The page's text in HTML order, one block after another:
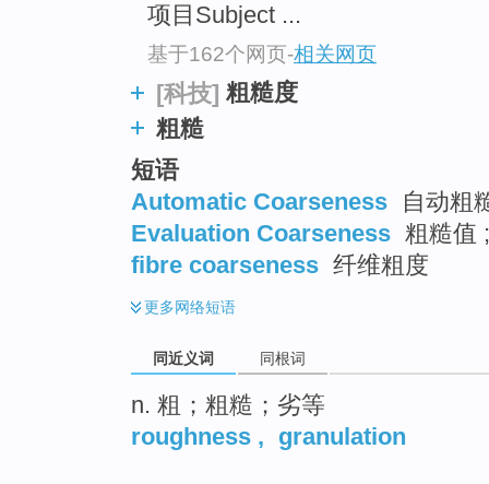
项目Subject ...
基于162个网页-相关网页
[科技] 粗糙度
粗糙
短语
Automatic Coarseness
自动粗
Evaluation Coarseness 粗糙值
fibre coarseness 纤维粗度
更多网络短语
同近义词 同根词
n. 粗；粗糙；劣等
roughness , granulation